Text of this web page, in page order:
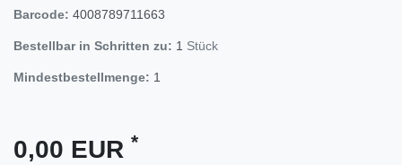
Barcode: 4008789711663
Bestellbar in Schritten zu: 1 Stück
Mindestbestellmenge: 1
0,00 EUR *